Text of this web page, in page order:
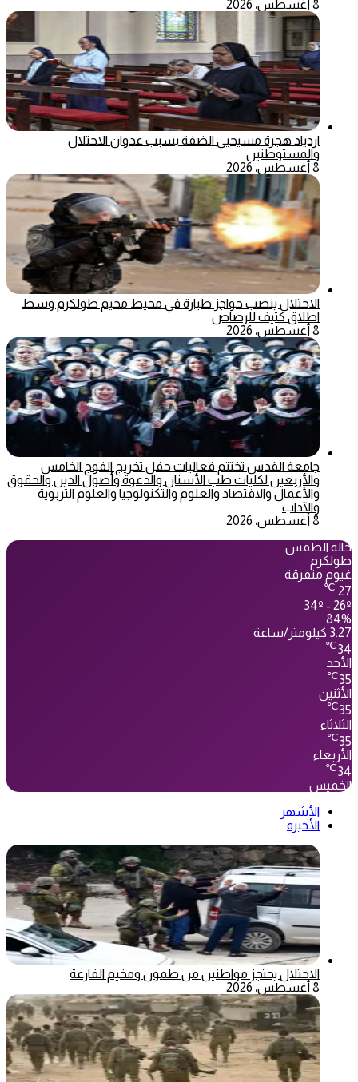
8 أغسطس، 2026
ازدياد هجرة مسيحيي الضفة بسبب عدوان الاحتلال
والمستوطنين
8 أغسطس، 2026
الاحتلال ينصب حواجز طيارة في محيط مخيم طولكرم وسط
اطلاق كثيف للرصاص
8 أغسطس، 2026
جامعة القدس تختتم فعاليات حفل تخريج الفوج الخامس
والأربعين لكليات طب الأسنان والدعوة وأصول الدين والحقوق
والأعمال والاقتصاد والعلوم والتكنولوجيا والعلوم التربوية
والآداب
8 أغسطس، 2026
حالة الطقس
طولكرم
غيوم متفرقة
27
℃
34º - 26º
84%
3.27 كيلومتر/ساعة
34
℃
الأحد
35
℃
الأثنين
35
℃
الثلاثاء
35
℃
الأربعاء
34
℃
الخميس
الأشهر
الأخيرة
الاحتلال يحتجز مواطنين من طمون ومخيم الفارعة
8 أغسطس، 2026